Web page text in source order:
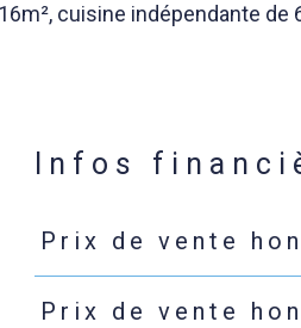
cuisine indépendante de
Infos
Caractéristiques Valeurs
Prix de vente
Prix de vente